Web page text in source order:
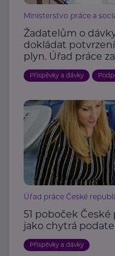
Ministerstvo práce a
Žadatelům o
dokládat
plyn. Úřad práce
Příspěvky a dávky
Úřad práce České
51 poboček
jako chytrá
Příspěvky a dávky